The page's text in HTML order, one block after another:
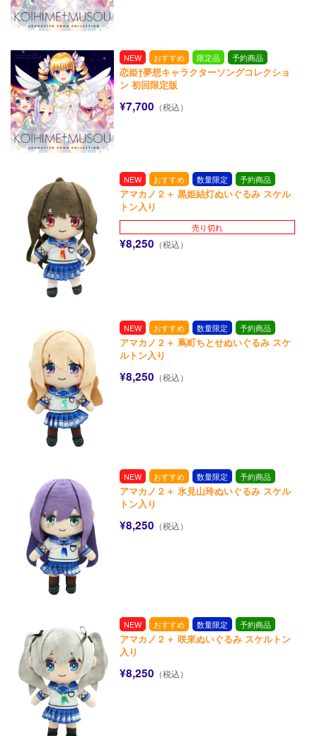
NEW おすすめ 限定品 予約商品
恋姫†夢想キャラクターソングコレクショ
ン 初回限定版
¥7,700 （税込）
NEW おすすめ 数量限定 予約商品
アマカノ２＋ 黒姫結灯ぬいぐるみ スケル
トン入り
売り切れ
¥8,250 （税込）
NEW おすすめ 数量限定 予約商品
アマカノ２＋ 蔦町ちとせぬいぐるみ スケ
ルトン入り
¥8,250 （税込）
NEW おすすめ 数量限定 予約商品
アマカノ２＋ 氷見山玲ぬいぐるみ スケル
トン入り
¥8,250 （税込）
NEW おすすめ 数量限定 予約商品
アマカノ２＋ 咲來ぬいぐるみ スケルトン
入り
¥8,250 （税込）